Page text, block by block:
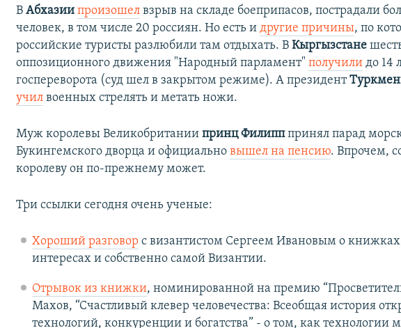
ВАбхазии произошел взрыв на складе боеприпасов, пострадали
человек, в том числе 20 россиян. Но есть идругие причины, по
российские туристы разлюбили там отдыхать. ВКыргызстане
оппозиционного движения "Народный парламент"получили до 14
госпереворота (суд шел в закрытом режиме). А президент
учил военных стрелять и метать ножи.
Муж королевы Великобританиипринц Филипппринял парад
Букингемского дворца и официальновышел на пенсию. Впрочем,
королеву он по-прежнему может.
Три ссылки сегодня очень ученые:
Хороший разговор с византистом Сергеем Ивановым о
интересах и собственно самой Византии.
Отрывок из книжки, номинированной на премию
Махов, “Счастливый клевер человечества: Всеобщая история
технологий, конкуренции и богатства” - о том, как технологии